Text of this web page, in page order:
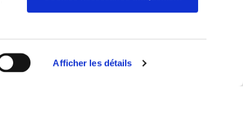
Afficher les détails